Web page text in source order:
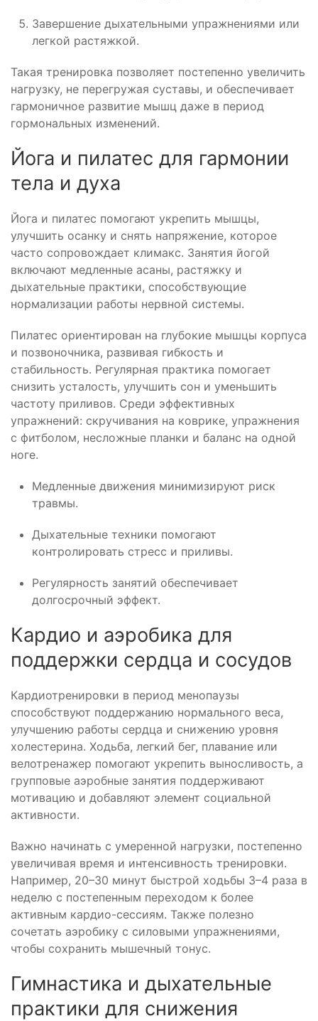
Завершение дыхательными упражнениями или
легкой растяжкой.
Такая тренировка позволяет постепенно увеличить
нагрузку, не перегружая суставы, и обеспечивает
гармоничное развитие мышц даже в период
гормональных изменений.
Йога и пилатес для гармонии
тела и духа
Йога и пилатес помогают укрепить мышцы,
улучшить осанку и снять напряжение, которое
часто сопровождает климакс. Занятия йогой
включают медленные асаны, растяжку и
дыхательные практики, способствующие
нормализации работы нервной системы.
Пилатес ориентирован на глубокие мышцы корпуса
и позвоночника, развивая гибкость и
стабильность. Регулярная практика помогает
снизить усталость, улучшить сон и уменьшить
частоту приливов. Среди эффективных
упражнений: скручивания на коврике, упражнения
с фитболом, несложные планки и баланс на одной
ноге.
Медленные движения минимизируют риск
травмы.
Дыхательные техники помогают
контролировать стресс и приливы.
Регулярность занятий обеспечивает
долгосрочный эффект.
Кардио и аэробика для
поддержки сердца и сосудов
Кардиотренировки в период менопаузы
способствуют поддержанию нормального веса,
улучшению работы сердца и снижению уровня
холестерина. Ходьба, легкий бег, плавание или
велотренажер помогают укрепить выносливость, а
групповые аэробные занятия поддерживают
мотивацию и добавляют элемент социальной
активности.
Важно начинать с умеренной нагрузки, постепенно
увеличивая время и интенсивность тренировки.
Например, 20–30 минут быстрой ходьбы 3–4 раза в
неделю с постепенным переходом к более
активным кардио-сессиям. Также полезно
сочетать аэробику с силовыми упражнениями,
чтобы сохранить мышечный тонус.
Гимнастика и дыхательные
практики для снижения